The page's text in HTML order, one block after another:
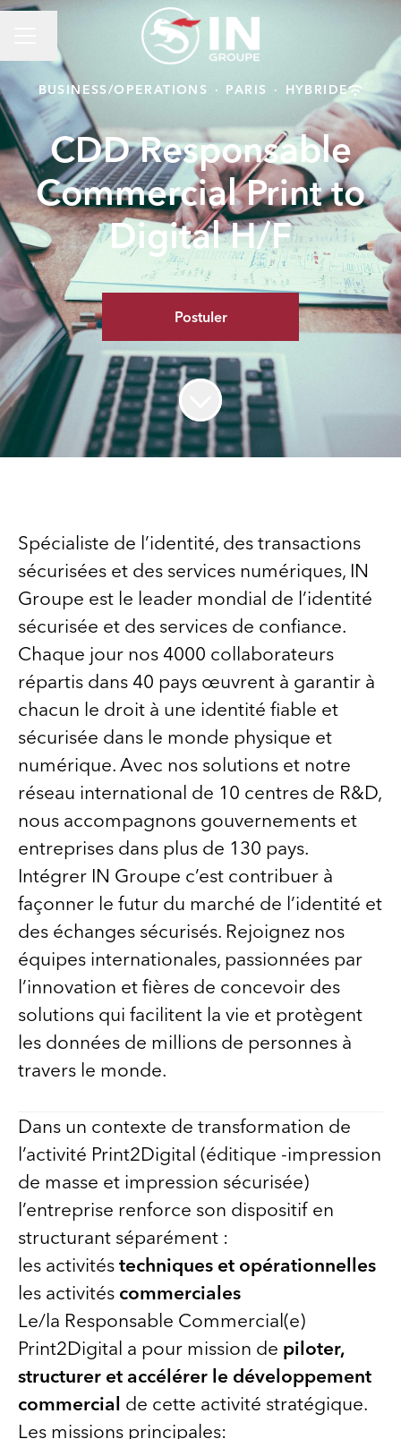
Menu carrière
Changer la langue
BUSINESS/OPERATIONS · PARIS · HYBRIDE
CDD Responsable
Commercial Print to
Digital H/F
Postuler
Spécialiste de l’identité, des transactions
sécurisées et des services numériques, IN
Groupe est le leader mondial de l’identité
sécurisée et des services de confiance.
Chaque jour nos 4000 collaborateurs
répartis dans 40 pays œuvrent à garantir à
chacun le droit à une identité fiable et
sécurisée dans le monde physique et
numérique. Avec nos solutions et notre
réseau international de 10 centres de R&D,
nous accompagnons gouvernements et
entreprises dans plus de 130 pays.
Intégrer IN Groupe c’est contribuer à
façonner le futur du marché de l’identité et
des échanges sécurisés. Rejoignez nos
équipes internationales, passionnées par
l’innovation et fières de concevoir des
solutions qui facilitent la vie et protègent
les données de millions de personnes à
travers le monde.
Dans un contexte de transformation de
l’activité Print2Digital (éditique -impression
de masse et impression sécurisée)
l’entreprise renforce son dispositif en
structurant séparément :
les activitéstechniques et opérationnelles
les activités commerciales
Le/la Responsable Commercial(e)
Print2Digital a pour mission de piloter,
structurer et accélérer le développement
commercial de cette activité stratégique.
Les missions principales: